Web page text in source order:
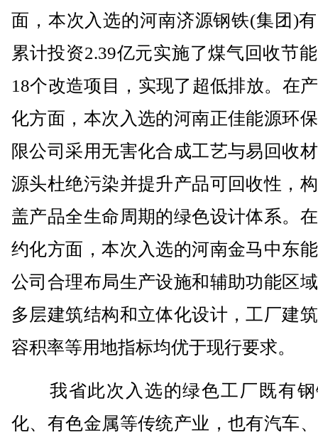
面，本次入选的河南济源钢铁(集团)
累计投资2.39亿元实施了煤气回收节
18个改造项目，实现了超低排放。在
化方面，本次入选的河南正佳能源环
限公司采用无害化合成工艺与易回收
源头杜绝污染并提升产品可回收性，
盖产品全生命周期的绿色设计体系。
约化方面，本次入选的河南金马中东
公司合理布局生产设施和辅助功能区
多层建筑结构和立体化设计，工厂建
容积率等用地指标均优于现行要求。
我省此次入选的绿色工厂既有钢
化、有色金属等传统产业，也有汽车